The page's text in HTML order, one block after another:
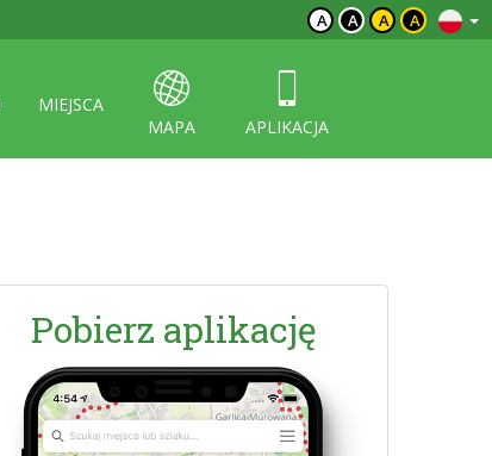
A A A A
MIEJSCA
MAPA
APLIKACJA
Pobierz aplikację